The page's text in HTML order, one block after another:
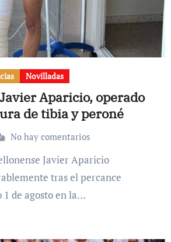
Novilladas
Aparicio, operado
de tibia y peroné
No hay comentarios
tras el percance
1 de agosto en la…